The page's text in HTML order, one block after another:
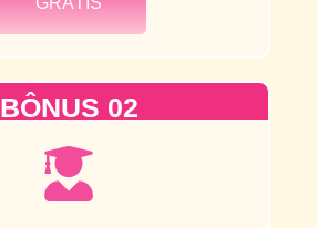
BÔNUS 02